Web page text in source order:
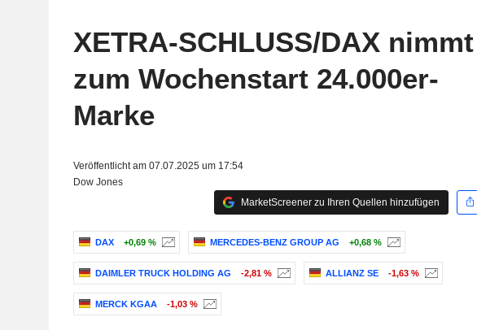
XETRA-SCHLUSS/DAX nimmt
zum Wochenstart 24.000er-
Marke
Veröffentlicht am 07.07.2025 um 17:54
Dow Jones
MarketScreener zu Ihren Quellen hinzufügen
DAX +0,69 % MERCEDES-BENZ GROUP AG +0,68 %
DAIMLER TRUCK HOLDING AG -2,81 % ALLIANZ SE -1,63 %
MERCK KGAA -1,03 %